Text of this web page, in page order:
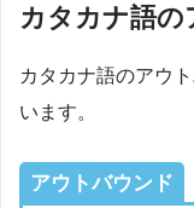
カタカナ語の
カタカナ語のアウ
います。
アウトバウンド